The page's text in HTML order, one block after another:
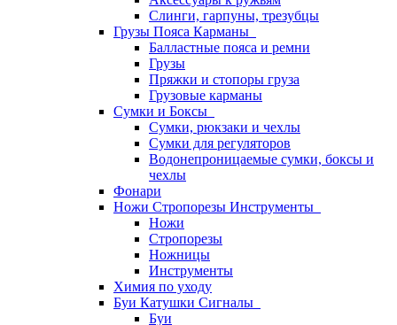
Слинги, гарпуны, трезубцы
Грузы Пояса Карманы
Балластные пояса и ремни
Грузы
Пряжки и стопоры груза
Грузовые карманы
Сумки и Боксы
Сумки, рюкзаки и чехлы
Сумки для регуляторов
Водонепроницаемые сумки, боксы и
чехлы
Фонари
Ножи Стропорезы Инструменты
Ножи
Стропорезы
Ножницы
Инструменты
Химия по уходу
Буи Катушки Сигналы
Буи